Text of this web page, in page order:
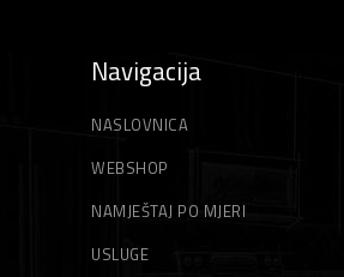
Navigacija
NASLOVNICA
WEBSHOP
NAMJEŠTAJ PO MJERI
USLUGE